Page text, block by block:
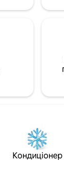
Кондиціонер